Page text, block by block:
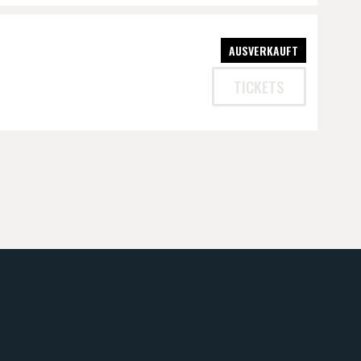
AUSVERKAUFT
TICKETS